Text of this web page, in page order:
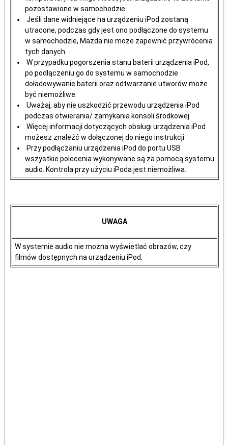
pozostawione w samochodzie.
Jeśli dane widniejące na urządzeniu iPod zostaną
utracone, podczas gdy jest ono podłączone do systemu
w samochodzie, Mazda nie może zapewnić przywrócenia
tych danych.
W przypadku pogorszenia stanu baterii urządzenia iPod,
po podłączeniu go do systemu w samochodzie
doładowywanie baterii oraz odtwarzanie utworów może
być niemożliwe.
Uważaj, aby nie uszkodzić przewodu urządzenia iPod
podczas otwierania/ zamykania konsoli środkowej.
Więcej informacji dotyczących obsługi urządzenia iPod
możesz znaleźć w dołączonej do niego instrukcji.
Przy podłączaniu urządzenia iPod do portu USB
wszystkie polecenia wykonywane są za pomocą systemu
audio. Kontrola przy użyciu iPoda jest niemożliwa.
UWAGA
W systemie audio nie można wyświetlać obrazów, czy
filmów dostępnych na urządzeniu iPod.